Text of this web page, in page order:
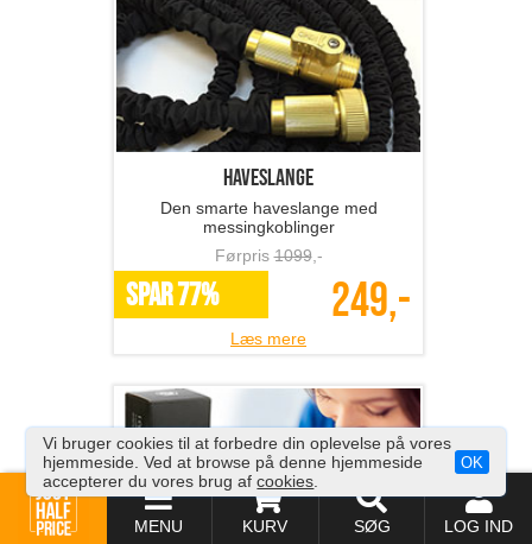
MENU KURV SØG LOG IND
Haveslange
Den smarte haveslange med
messingkoblinger
Førpris1099,-
SPAR 77% 249,-
Læs mere
Vi bruger cookies til at forbedre din oplevelse på vores
hjemmeside. Ved at browse på denne hjemmeside
accepterer du vores brug afcookies
OK